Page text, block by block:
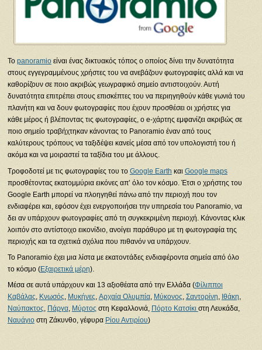
Το panoramioείναι ένας δικτυακός τόπος ο οποίος δίνει την δυνατότητα
στους εγγεγραμμένους χρήστες του να ανεβάζουν φωτογραφίες αλλά και να
καθορίζουν σε ποιο ακριβώς γεωγραφικό σημείο αντιστοιχούν. Αυτή
δυνατότητα επιτρέπει στους επισκέπτες του να περιηγηθούν κάθε γωνιά του
πλανήτη και να δουν φωτογραφίες που έχουν προσθέσει οι χρήστες για
κάθε μέρος ή βλέποντας τις φωτογραφίες, ο e-χάρτης εμφανίζει ακριβώς σε
ποιο σημείο τραβήχτηκαν κάνοντας το Panoramio έναν από τους
καλύτερους τρόπους να ταξιδέψει κανείς μέσα από τον υπολογιστή του ή
ακόμα και να μοιραστεί τα ταξίδια του με άλλους.
Τροφοδοτεί με τις φωτογραφίες του το Google Earth και Google maps
προσθέτοντας εκατομμύρια εικόνες απ’ όλο τον κόσμο. Έτσι ο χρήστης του
Google Earth μπορεί να πλοηγηθεί πάνω από την περιοχή που τον
ενδιαφέρει και, εφόσον έχει ενεργοποιήσει την υπηρεσία του Panoramio, να
δει αν υπάρχουν φωτογραφίες από τη συγκεκριμένη περιοχή. Κάνοντας κλικ
λοιπόν στο αντίστοιχο εικονίδιο, ανοίγει παράθυρο με τη φωτογραφία της
περιοχής και τα σχετικά σχόλια που πιθανόν να υπάρχουν.
Το Panoramio έχει μια λίστα με εκατοντάδες ενδιαφέροντα σημεία από όλο
το κόσμο (Εξαιρετικά μέρη).
Μέσα σε αυτά υπάρχουν και 13 αξιοθέατα από την Ελλάδα (Φίλιπποι
Καβάλας, Κνωσός, Μυκήνες, Αρχαία Ολυμπία, Μύκονος, Σαντορίνη, Ιθάκη,
Ναύπακτος, Πάργα, Μύρτος στη Κεφαλλονιά, Πόρτο Κατσίκι στη Λευκάδα,
Ναυάγιοστη Ζάκυνθο, γέφυρα Ρίου Αντιρίου)